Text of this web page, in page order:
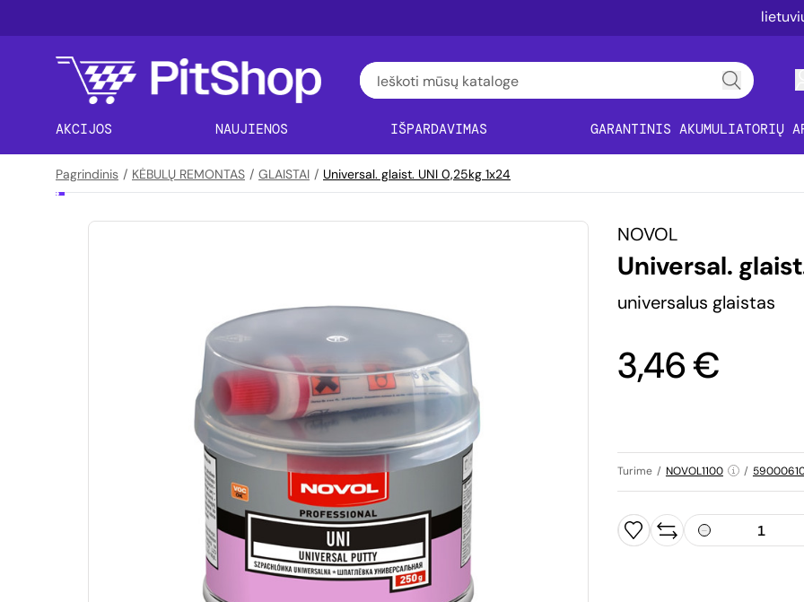
AKCIJOS NAUJIENOS IŠPARDAVIMAS GARANTINIS AKUMULIATORIŲ
Pagrindinis / KĖBULŲ REMONTAS / GLAISTAI / Universal. glaist. UNI 0,25kg 1x24
NOVOL
Universal.
universalus glaistas
3,46 €
Turime / NOVOL1100 /